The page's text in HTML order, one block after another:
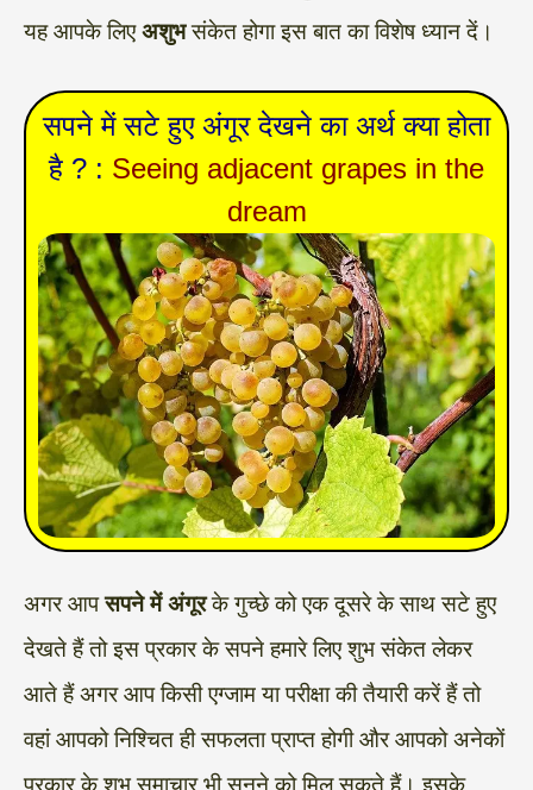
यह आपके लिएअशुभसंकेत होगा इस बात का विशेष ध्यान दें।
सपने में सटे हुए अंगूर देखने का अर्थ क्या होता
है ? : Seeing adjacent grapes in the
dream
अगर आपसपने में अंगूरके गुच्छे को एक दूसरे के साथ सटे हुए
देखते हैं तो इस प्रकार के सपने हमारे लिए शुभ संकेत लेकर
आते हैं अगर आप किसी एग्जाम या परीक्षा की तैयारी करें हैं तो
वहां आपको निश्चित ही सफलता प्राप्त होगी और आपको अनेकों
प्रकार के शुभ समाचार भी सुनने को मिल सकते हैं। इसके